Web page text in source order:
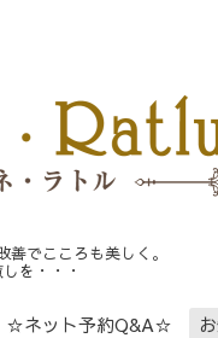
でこころも美しく。
を・・・
☆ネット予約Q&A☆